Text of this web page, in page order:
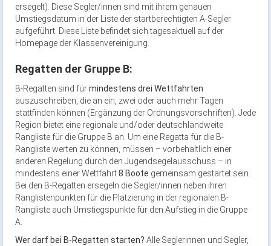
ersegelt). Diese Segler/innen sind mit ihrem genauen
Umstiegsdatum in der Liste der startberechtigten A-Segler
aufgeführt. Diese Liste befindet sich tagesaktuell auf der
Homepage der Klassenvereinigung.
Regatten der Gruppe B:
B-Regatten sind fürmindestens drei Wettfahrten
auszuschreiben, die an ein, zwei oder auch mehr Tagen
stattfinden können (Ergänzung der Ordnungsvorschriften). Jede
Region bietet eine regionale und/oder deutschlandweite
Rangliste für die Gruppe B an. Um eine Regatta für die B-
Rangliste werten zu können, müssen – vorbehaltlich einer
anderen Regelung durch den Jugendsegelausschuss – in
mindestens einer Wettfahrt8 Boote gemeinsam gestartet sein.
Bei den B-Regatten ersegeln die Segler/innen neben ihren
Ranglistenpunkten für die Platzierung in der regionalen B-
Rangliste auch Umstiegspunkte für den Aufstieg in die Gruppe
A.
Wer darf bei B-Regatten starten? Alle Seglerinnen und Segler,